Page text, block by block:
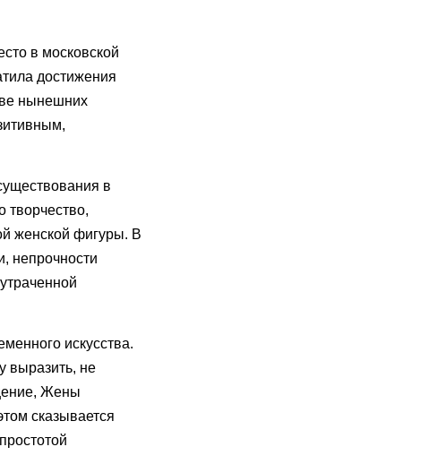
в московской
достижения
нынешних
в
творчество,
женской фигуры. В
непрочности
искусства.
выразить, не
Жены
сказывается